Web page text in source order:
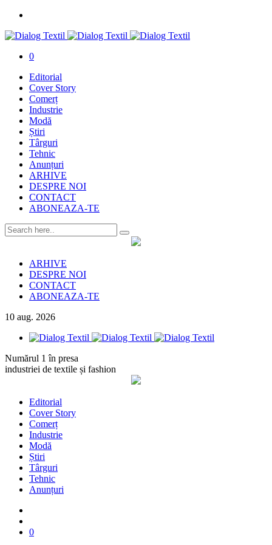
0
Editorial
Cover Story
Comerț
Industrie
Modă
Știri
Târguri
Tehnic
Anunțuri
ARHIVE
DESPRE NOI
CONTACT
ABONEAZA-TE
ARHIVE
DESPRE NOI
CONTACT
ABONEAZA-TE
10 aug. 2026
Numărul 1 în presa
industriei de textile și fashion
Editorial
Cover Story
Comerț
Industrie
Modă
Știri
Târguri
Tehnic
Anunțuri
0